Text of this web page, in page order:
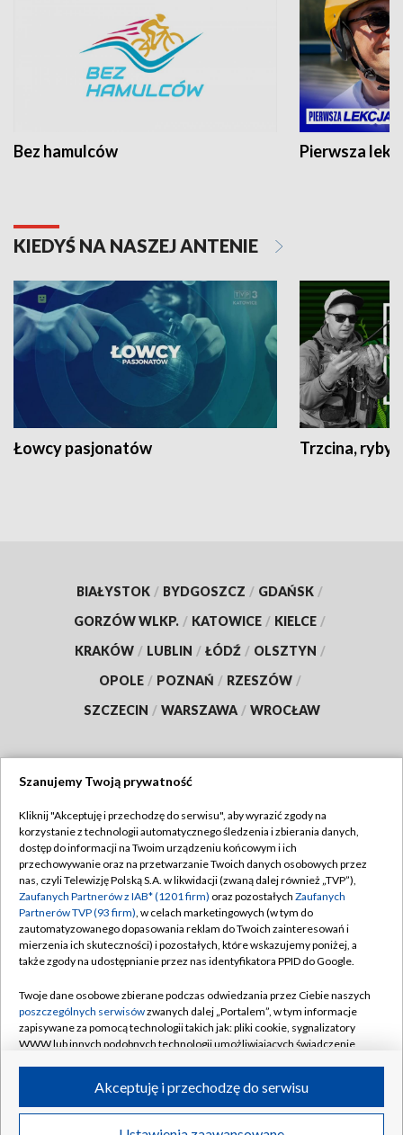
Bez hamulców Pierwsza
KIEDYŚ NA NASZEJ ANTENIE
Łowcy pasjonatów Trzcina, ryby
BIAŁYSTOK / BYDGOSZCZ / GDAŃSK /
GORZÓW WLKP. / KATOWICE / KIELCE /
KRAKÓW / LUBLIN / ŁÓDŹ / OLSZTYN /
OPOLE / POZNAŃ / RZESZÓW /
SZCZECIN / WARSZAWA / WROCŁAW
TVP
Abonament TVP
Emisja w TVP
Centrum informacji TVP
Naziemna Telewizja Cyfrowa
Rada Programowa
System NOS
Informacje o nadawcy
Program dla prasy
Regulamin TVP
Polityka prywatności
Moje zgody
Pomoc
Kontakt
Kanały
©2026 Telewizja Polska S.A. w likwidacji
Szanujemy Twoją prywatność
Kliknij "Akceptuję i przechodzę do serwisu", aby wyrazić zgody na
korzystanie z technologii automatycznego śledzenia i zbierania danych,
dostęp do informacji na Twoim urządzeniu końcowym i ich
przechowywanie oraz na przetwarzanie Twoich danych osobowych przez
nas, czyli Telewizję Polską S.A. w likwidacji (zwaną dalej również „TVP”),
Zaufanych Partnerów z IAB* (1201 firm) oraz pozostałych Zaufanych
Partnerów TVP (93 firm), w celach marketingowych (w tym do
zautomatyzowanego dopasowania reklam do Twoich zainteresowań i
mierzenia ich skuteczności) i pozostałych, które wskazujemy poniżej, a
także zgody na udostępnianie przez nas identyfikatora PPID do Google.
Twoje dane osobowe zbierane podczas odwiedzania przez Ciebie naszych
poszczególnych serwisówzwanych dalej „Portalem”, w tym informacje
zapisywane za pomocą technologii takich jak: pliki cookie, sygnalizatory
WWW lub innych podobnych technologii umożliwiających świadczenie
ruchu w Internecie.
Twoje dane osobowe zbierane podczas odwiedzania przez Ciebie
Akceptuję i przechodzę do serwisu